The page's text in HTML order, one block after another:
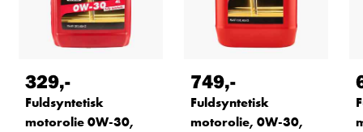
329,-
Fuldsyntetisk
motorolie 0W-30,
749,-
Fuldsyntetisk
motorolie, 0W-30,